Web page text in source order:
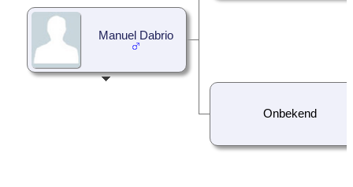
Manuel Dabrio
Onbekend